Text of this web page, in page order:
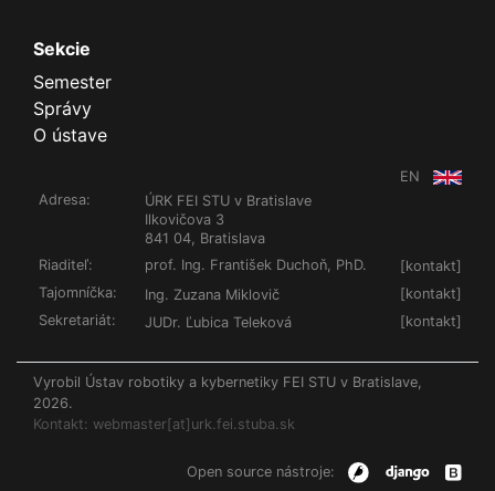
Sekcie
Semester
Správy
O ústave
EN
Adresa:
ÚRK FEI STU v Bratislave
Ilkovičova 3
841 04, Bratislava
Riaditeľ:
prof. Ing. František Duchoň, PhD. [kontakt]
Tajomníčka:
Ing. Zuzana Miklovič [kontakt]
Sekretariát:
JUDr. Ľubica Teleková [kontakt]
Vyrobil Ústav robotiky a kybernetiky FEI STU v Bratislave,
2026.
Kontakt: webmaster[at]urk.fei.stuba.sk
Open source nástroje: